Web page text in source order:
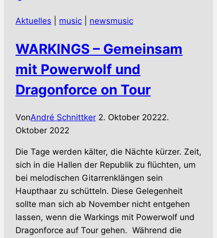
sich
den
(Video)
Aktuelles music newsmusic
WARKINGS – Gemeinsam
mit Powerwolf und
Dragonforce on Tour
VonAndré Schnittker 2. Oktober 20222.
Oktober 2022
Die Tage werden kälter, die Nächte kürzer. Zeit,
sich in die Hallen der Republik zu flüchten, um
bei melodischen Gitarrenklängen sein
Haupthaar zu schütteln. Diese Gelegenheit
sollte man sich ab November nicht entgehen
lassen, wenn die Warkings mit Powerwolf und
Dragonforce auf Tour gehen. Während die